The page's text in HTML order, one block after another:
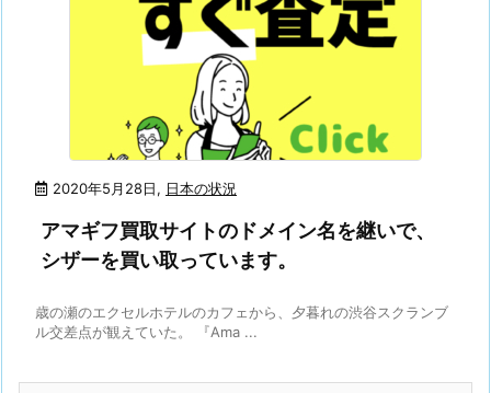
2020年5月28日, 日本の状況
アマギフ買取サイトのドメイン名を継いで、
シザーを買い取っています。
歳の瀬のエクセルホテルのカフェから、夕暮れの渋谷スクランブ
ル交差点が観えていた。 『Ama ...